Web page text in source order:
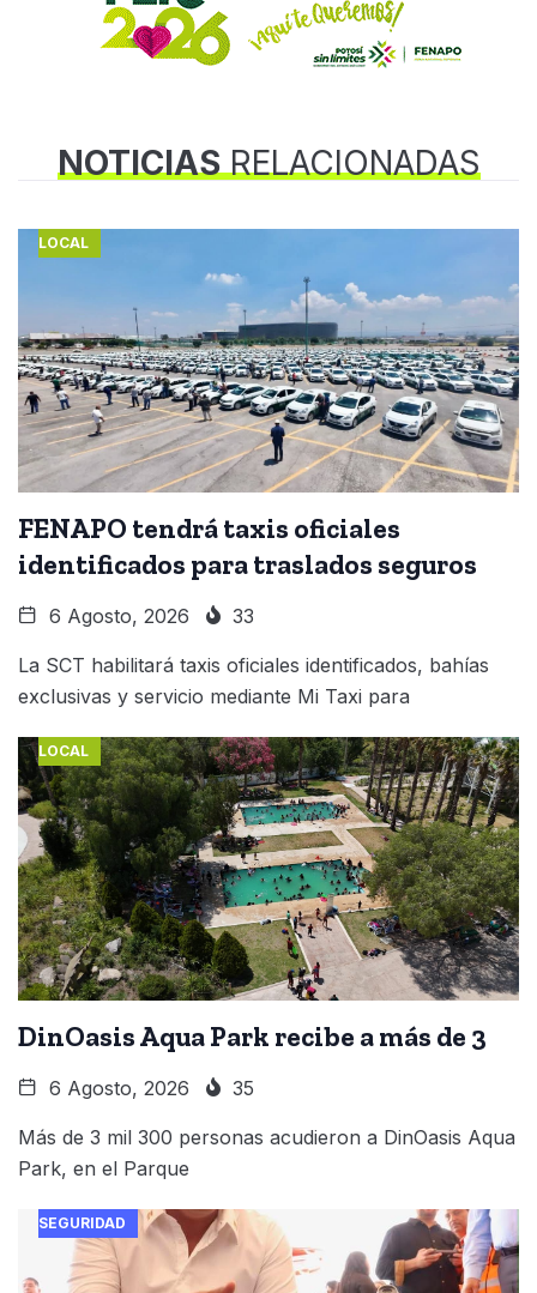
NOTICIASRELACIONADAS
LOCAL
FENAPO tendrá taxis oficiales
identificados para traslados seguros
6 Agosto, 2026 33
La SCT habilitará taxis oficiales identificados, bahías
exclusivas y servicio mediante Mi Taxi para
LOCAL
DinOasis Aqua Park recibe a más de 3
6 Agosto, 2026 35
Más de 3 mil 300 personas acudieron a DinOasis Aqua
Park, en el Parque
SEGURIDAD